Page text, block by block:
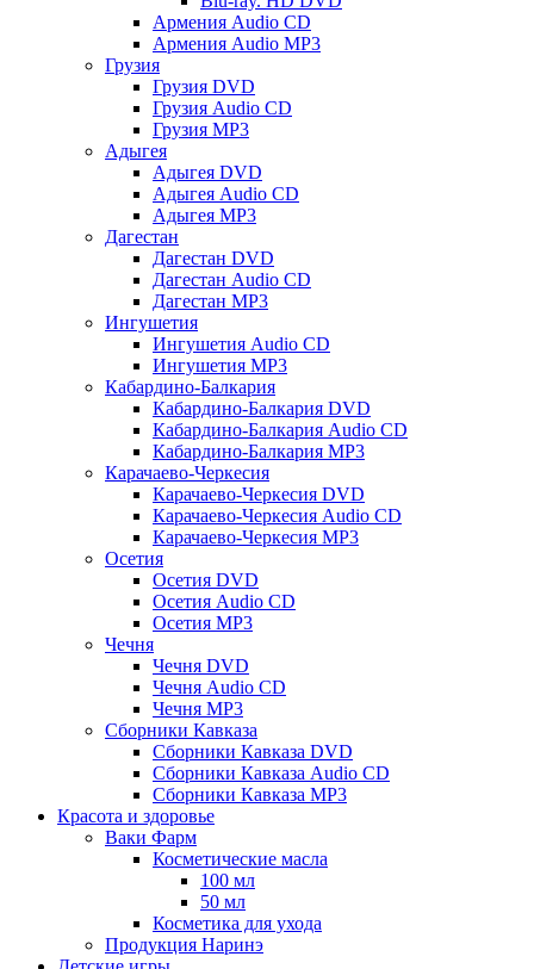
Армения Audio CD
Армения Audio MP3
Грузия
Грузия DVD
Грузия Audio CD
Грузия MP3
Адыгея
Адыгея DVD
Адыгея Audio CD
Адыгея MP3
Дагестан
Дагестан DVD
Дагестан Audio CD
Дагестан MP3
Ингушетия
Ингушетия Audio CD
Ингушетия MP3
Кабардино-Балкария
Кабардино-Балкария DVD
Кабардино-Балкария Audio CD
Кабардино-Балкария MP3
Карачаево-Черкесия
Карачаево-Черкесия DVD
Карачаево-Черкесия Audio CD
Карачаево-Черкесия MP3
Осетия
Осетия DVD
Осетия Audio CD
Осетия MP3
Чечня
Чечня DVD
Чечня Audio CD
Чечня MP3
Сборники Кавказа
Сборники Кавказа DVD
Сборники Кавказа Audio CD
Сборники Кавказа MP3
Красота и здоровье
Ваки Фарм
Косметические масла
100 мл
50 мл
Косметика для ухода
Продукция Наринэ